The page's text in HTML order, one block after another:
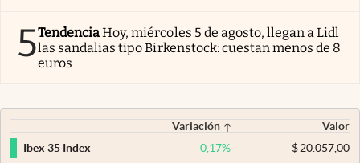
5TendenciaHoy, miércoles 5 de agosto, llegan a Lidl
las sandalias tipo Birkenstock: cuestan menos de 8
euros
Variación
Valor
Ibex 35 Index
0,17% $20.057,00